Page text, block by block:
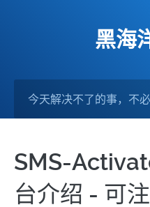
黑海
SMS-
台介绍 - 可